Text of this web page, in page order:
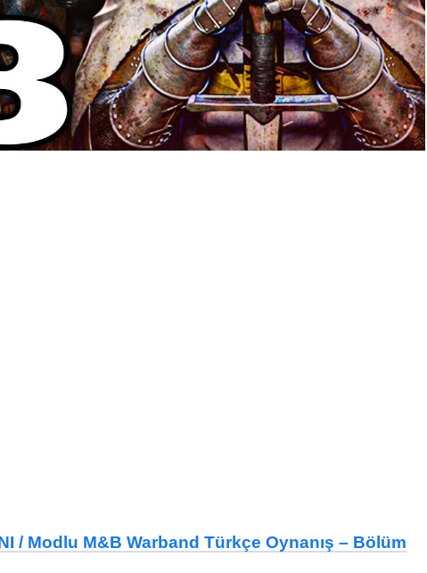
/ Modlu M&B Warband Türkçe Oynanış – Bölüm